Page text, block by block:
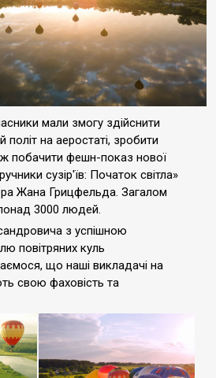
мали змогу здійснити
політ на аеростаті, зробити
побачити фешн-показ нової
сузір'їв: Початок світла»
Жана Грицфельда. Загалом
3000 людей.
з успішною
повітряних куль
що наші викладачі на
свою фаховість та